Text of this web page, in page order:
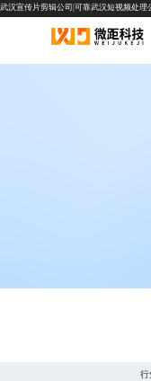
武汉宣传片剪辑公司|可靠武汉短视频处
行